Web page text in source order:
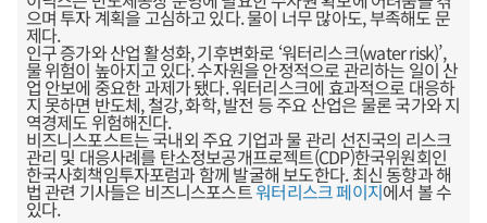
으며 투자 계획을 고심하고 있다. 물이 너무 많아도, 부족해도 문
제다.
인구 증가와 산업 활성화, 기후변화로 ‘워터리스크(water risk)’,
물 위험이 높아지고 있다. 수자원을 안정적으로 관리하는 일이 산
업 안보에 중요한 과제가 됐다. 워터리스크에 효과적으로 대응하
지 못하면 반도체, 철강, 화학, 발전 등 주요 산업은 물론 국가와 지
역경제도 위험해진다.
비즈니스포스트는 국내외 주요 기업과 물 관리 선진국의 리스크
관리 및 대응사례를 탄소정보공개프로젝트(CDP)한국위원회인
한국사회책임투자포럼과 함께 발굴해 보도한다. 최신 동향과 해
법 관련 기사들은 비즈니스포스트워터리스크 페이지에서 볼 수
있다.